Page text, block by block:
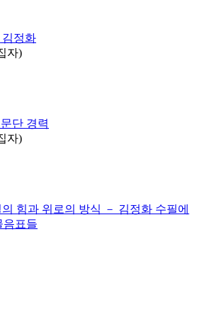
정화
자)
단 경력
자)
힘과 위로의 방식 － 김정화 수필에
음표들